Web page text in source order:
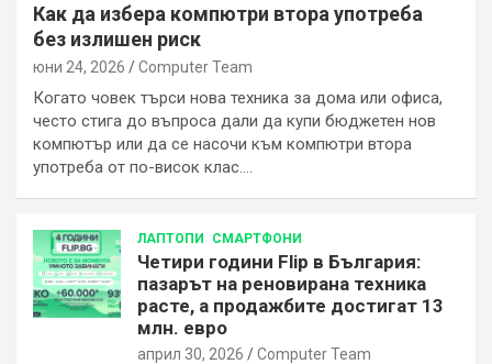
Как да избера компютри втора употреба
без излишен риск
юни 24, 2026 Computer Team
Когато човек търси нова техника за дома или офиса,
често стига до въпроса дали да купи бюджетен нов
компютър или да се насочи към компютри втора
употреба от по-висок клас.…
ЛАПТОПИ СМАРТФОНИ
Четири години Flip в България:
пазарът на реновирана техника
расте, а продажбите достигат 13
млн. евро
април 30, 2026 Computer Team